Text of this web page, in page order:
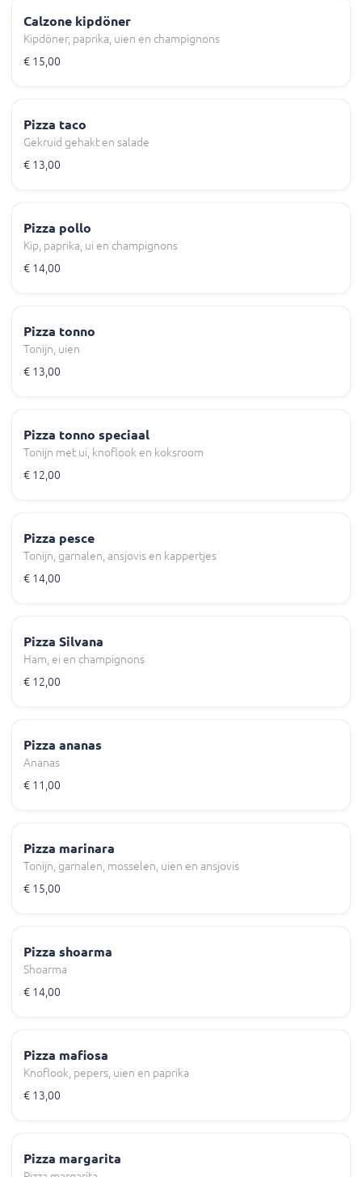
Calzone kipdöner
Kipdöner, paprika, uien en champignons
€ 15,00
Pizza taco
Gekruid gehakt en salade
€ 13,00
Pizza pollo
Kip, paprika, ui en champignons
€ 14,00
Pizza tonno
Tonijn, uien
€ 13,00
Pizza tonno speciaal
Tonijn met ui, knoflook en koksroom
€ 12,00
Pizza pesce
Tonijn, garnalen, ansjovis en kappertjes
€ 14,00
Pizza Silvana
Ham, ei en champignons
€ 12,00
Pizza ananas
Ananas
€ 11,00
Pizza marinara
Tonijn, garnalen, mosselen, uien en ansjovis
€ 15,00
Pizza shoarma
Shoarma
€ 14,00
Pizza mafiosa
Knoflook, pepers, uien en paprika
€ 13,00
Pizza margarita